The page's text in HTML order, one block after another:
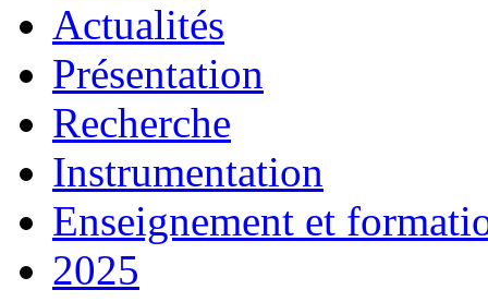
Actualités
Présentation
Recherche
Instrumentation
Enseignement et
2025